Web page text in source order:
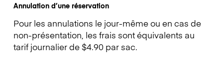
Annulation d’une réservation
Pour les annulations le jour-même ou en cas de
non-présentation, les frais sont équivalents au
tarif journalier de $4.90 par sac.